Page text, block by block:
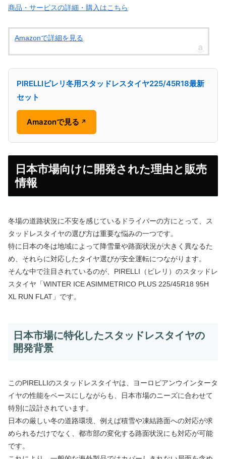
商品・サービスの詳細・購入はこちら
Amazonで詳細を見る
PIRELLIピレリ冬用スタッドレスタイヤ225/45R18最新
セット
Amazonで見る ↗
日本市場向けに開発された理由と販売
情報
冬場の道路状況に不安を感じているドライバーの方にとって、ス
タッドレスタイヤの選び方は重要な悩みの一つです。
特に日本の冬は地域によって降雪量や路面状況が大きく異なるた
め、それらに対応したタイヤ選びが安全運転につながります。
そんな中で注目されているのが、PIRELLI（ピレリ）のスタッドレ
スタイヤ「WINTER ICE ASIMMETRICO PLUS 225/45R18 95H
XL RUN FLAT」です。
日本市場に特化したスタッドレスタイヤの
開発背景
このPIRELLIのスタッドレスタイヤは、ヨーロピアンウインタータ
イヤの性能をベースにしながらも、日本市場のニーズに合わせて
特別に設計されています。
日本の厳しい冬の道路環境、例えば積雪や凍結路面への対応が求
められるだけでなく、都市部の変化する路面状況にも対応が可能
です。